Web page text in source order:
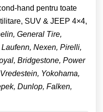
hand pentru toate
SUV & JEEP 4×4,
General Tire,
Nexen, Pirelli,
Bridgestone, Power
Yokohama,
Dunlop, Falken,